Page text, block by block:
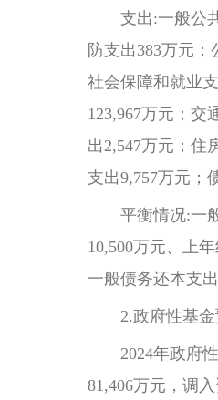
支出:一般公共
防支出383万元
社会保障和就业
123,967万元；交
出2,547万元；住
支出9,757万元；
平衡情况:一般
10,500万元、上
一般债务还本支
2.政府性基金
2024年政府性
81,406万元，调